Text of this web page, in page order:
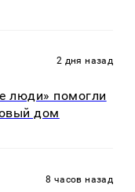
2 дня назад
люди» помогли
дом
8 часов назад